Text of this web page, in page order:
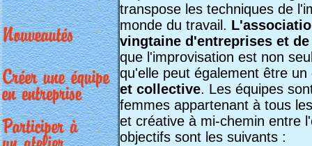
transpose les techniques de
monde du travail.
vingtaine d'entreprises et
que l'improvisation est non
qu'elle peut également être un
et collective. Les équipes
femmes appartenant à tous
et créative à mi-chemin entre
objectifs sont les suivants :